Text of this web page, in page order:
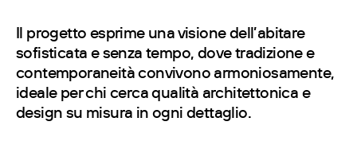
Il progetto esprime una visione dell’abitare
sofisticata e senza tempo, dove tradizione e
contemporaneità convivono armoniosamente,
ideale per chi cerca qualità architettonica e
design su misura in ogni dettaglio.